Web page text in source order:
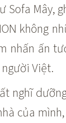
Mây,
không
nhấn ấn
Việt.
nghĩ
của